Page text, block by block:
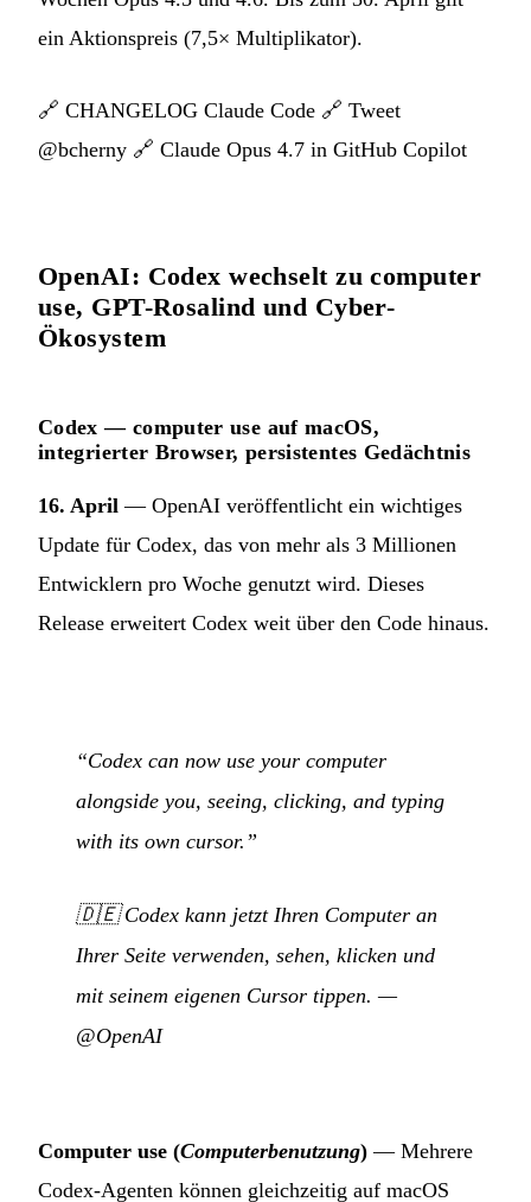
ein Aktionspreis (7,5× Multiplikator).
🔗 CHANGELOG Claude Code 🔗 Tweet
@bcherny 🔗 Claude Opus 4.7 in GitHub Copilot
OpenAI: Codex wechselt zu computer
use, GPT-Rosalind und Cyber-
Ökosystem
Codex — computer use auf macOS,
integrierter Browser, persistentes Gedächtnis
16. April — OpenAI veröffentlicht ein wichtiges
Update für Codex, das von mehr als 3 Millionen
Entwicklern pro Woche genutzt wird. Dieses
Release erweitert Codex weit über den Code hinaus.
“Codex can now use your computer
alongside you, seeing, clicking, and typing
with its own cursor.”
🇩🇪Codex kann jetzt Ihren Computer an
Ihrer Seite verwenden, sehen, klicken und
mit seinem eigenen Cursor tippen. —
@OpenAI
Computer use (Computerbenutzung) — Mehrere
Codex-Agenten können gleichzeitig auf macOS